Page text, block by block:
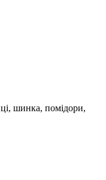
шинка, помідори,